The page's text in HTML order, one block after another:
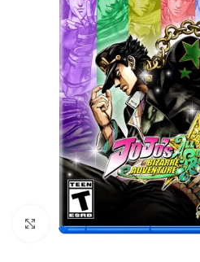
Nhấp để phóng to